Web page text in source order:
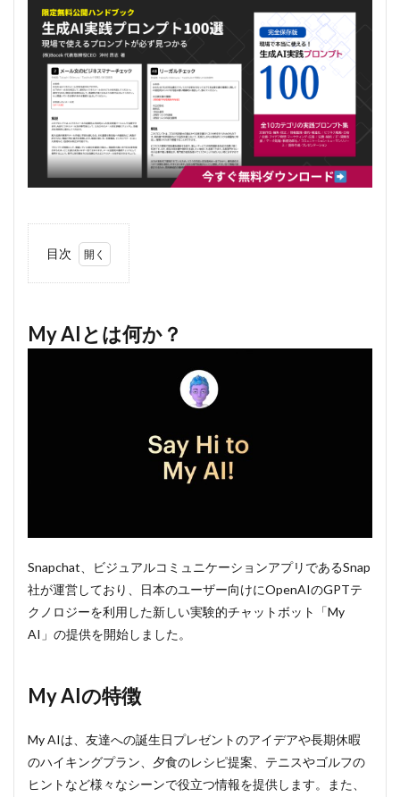
目次
は何
か？
My
AIの
料金
My AIとは何か？
Snapchat、ビジュアルコミュニケーションアプリであるSnap
社が運営しており、日本のユーザー向けにOpenAIのGPTテ
クノロジーを利用した新しい実験的チャットボット「My
AI」の提供を開始しました。
My AIの特徴
My AIは、友達への誕生日プレゼントのアイデアや長期休暇
のハイキングプラン、夕食のレシピ提案、テニスやゴルフの
ヒントなど様々なシーンで役立つ情報を提供します。また、